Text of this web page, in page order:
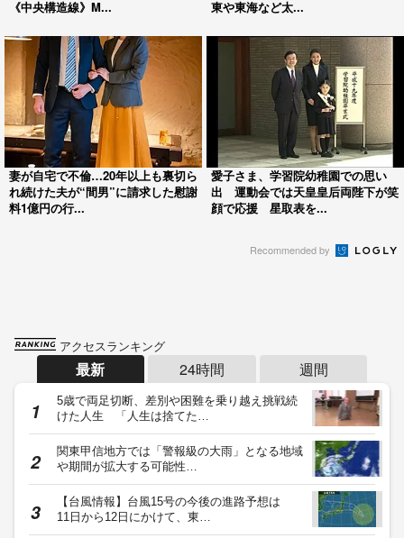
《中央構造線》M...
東や東海など太...
妻が自宅で不倫…20年以上も裏切ら
れ続けた夫が“間男”に請求した慰謝
料1億円の行...
愛子さま、学習院幼稚園での思い
出 運動会では天皇皇后両陛下が笑
顔で応援 星取表を...
Recommended by
アクセスランキング
最新 24時間 週間
5歳で両足切断、差別や困難を乗り越え挑戦続
けた人生 「人生は捨てた…
関東甲信地方では「警報級の大雨」となる地域
や期間が拡大する可能性…
【台風情報】台風15号の今後の進路予想は
11日から12日にかけて、東…